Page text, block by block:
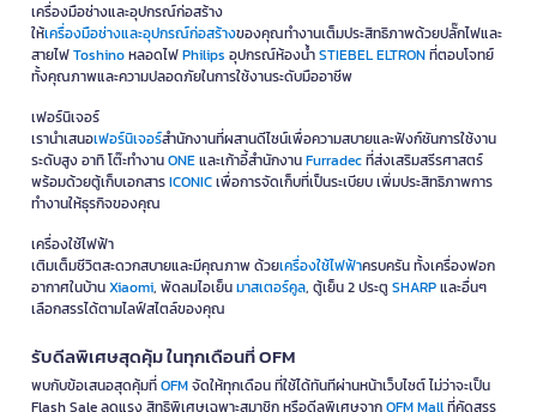
เครื่องมือช่างและอุปกรณ์ก่อสร้าง
ให้เครื่องมือช่างและอุปกรณ์ก่อสร้างของคุณทำงานเต็มประสิทธิภาพด้วยปลั๊กไฟและ
สายไฟToshinoหลอดไฟPhilips อุปกรณ์ห้องน้ำSTIEBEL ELTRONที่ตอบโจทย์
ทั้งคุณภาพและความปลอดภัยในการใช้งานระดับมืออาชีพ
เฟอร์นิเจอร์
เรานำเสนอเฟอร์นิเจอร์สำนักงานที่ผสานดีไซน์เพื่อความสบายและฟังก์ชันการใช้งาน
ระดับสูง อาทิ โต๊ะทำงานONEและเก้าอี้สำนักงานFurradecที่ส่งเสริมสรีรศาสตร์
พร้อมด้วยตู้เก็บเอกสารICONICเพื่อการจัดเก็บที่เป็นระเบียบ เพิ่มประสิทธิภาพการ
ทำงานให้ธุรกิจของคุณ
เครื่องใช้ไฟฟ้า
เติมเต็มชีวิตสะดวกสบายและมีคุณภาพ ด้วยเครื่องใช้ไฟฟ้าครบครัน ทั้งเครื่องฟอก
อากาศในบ้านXiaomi, พัดลมไอเย็นมาสเตอร์คูล, ตู้เย็น 2 ประตูSHARPและอื่นๆ
เลือกสรรได้ตามไลฟ์สไตล์ของคุณ
รับดีลพิเศษสุดคุ้ม ในทุกเดือนที่ OFM
พบกับข้อเสนอสุดคุ้มที่OFMจัดให้ทุกเดือน ที่ใช้ได้ทันทีผ่านหน้าเว็บไซต์ ไม่ว่าจะเป็น
Flash Sale ลดแรง สิทธิพิเศษเฉพาะสมาชิก หรือดีลพิเศษจากOFM Mallที่คัดสรร